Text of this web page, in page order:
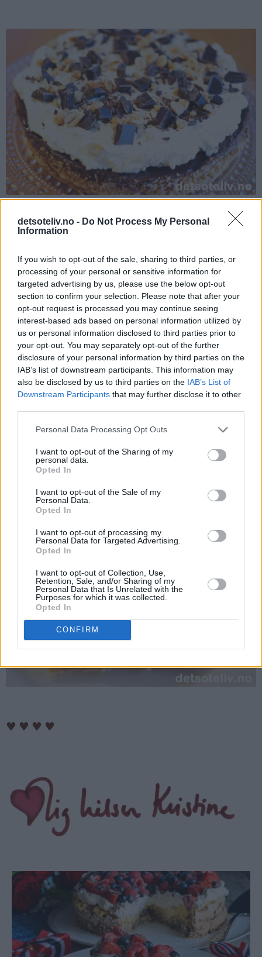
detsoteliv.no - Do Not Process My Personal
Information
If you wish to opt-out of the sale, sharing to third parties, or
processing of your personal or sensitive information for
targeted advertising by us, please use the below opt-out
section to confirm your selection. Please note that after your
opt-out request is processed you may continue seeing
interest-based ads based on personal information utilized by
us or personal information disclosed to third parties prior to
your opt-out. You may separately opt-out of the further
disclosure of your personal information by third parties on the
IAB’s list of downstream participants. This information may
also be disclosed by us to third parties on the IAB’s List of
Downstream Participants that may further disclose it to other
Personal Data Processing Opt Outs
I want to opt-out of the Sharing of my
personal data.
Opted In
I want to opt-out of the Sale of my
Personal Data.
Opted In
I want to opt-out of processing my
Personal Data for Targeted Advertising.
Opted In
I want to opt-out of Collection, Use,
Retention, Sale, and/or Sharing of my
Personal Data that Is Unrelated with the
Purposes for which it was collected.
Opted In
CONFIRM
Utrolig deilig kake!
♥ ♥ ♥ ♥